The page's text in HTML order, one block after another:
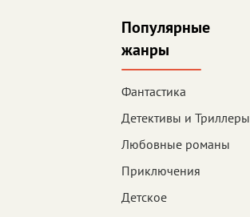
Популярные
жанры
Фантастика
Детективы и Триллеры
Любовные романы
Приключения
Детское